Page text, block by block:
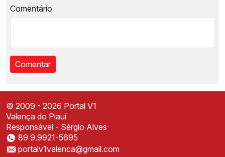
Comentário
Instale o Portal V1
Acesse mais rápido direto da sua tela inicial
© 2009 - 2026 Portal V1
Valença do Piauí
Responsável - Sérgio Alves
89 9.9921-5695
portalv1valenca@gmail.com